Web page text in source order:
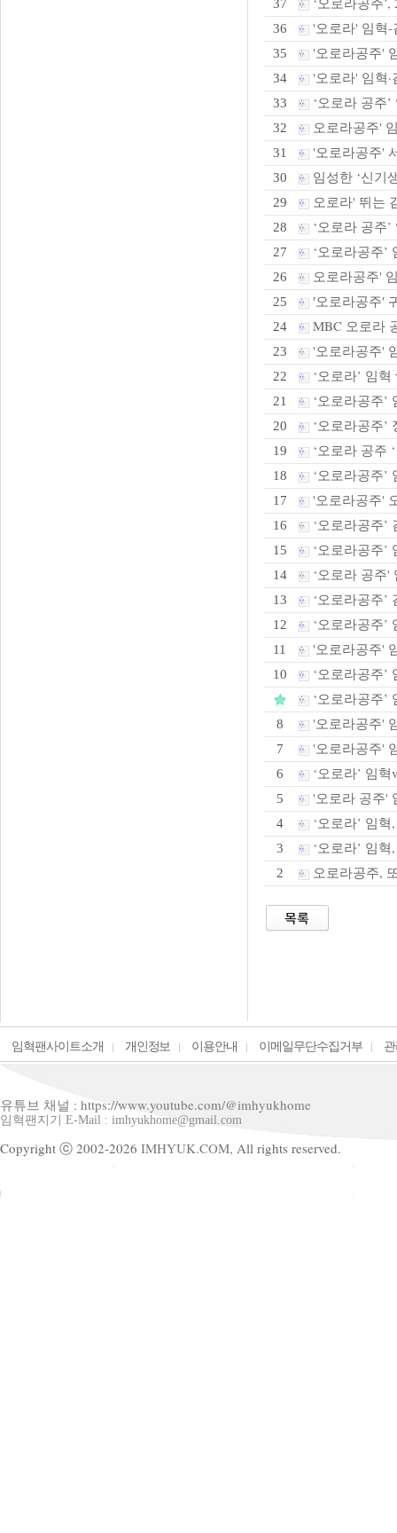
37
36 '오로라' 임혁-
35 '오로라공주'
34 '오로라' 임혁
33 ‘오로라 공주
32 오로라공주'
31 '오로라공주'
30 임성한 ‘신기
29 오로라' 뛰는
28 ‘오로라 공주
27 ‘오로라공주’
26 오로라공주'
25 ′오로라공주′
24 MBC 오로라
23 '오로라공주'
22 ‘오로라’ 임
21 ‘오로라공주
20 ‘오로라공주
19 ‘오로라 공주
18 ‘오로라공주’
17 '오로라공주'
16 ‘오로라공주’
15 ‘오로라공주
14 ‘오로라 공주'
13 ‘오로라공주
12 ‘오로라공주
11 '오로라공주'
10
‘오로라공주’
‘오로라공주
8 '오로라공주'
7 '오로라공주'
6 ‘오로라’ 임
5 '오로라 공주'
4 ‘오로라’ 임
3 ‘오로라’ 임
2 오로라공주,
임혁팬사이트소개 개인정보 이용안내 이메일무단수집거부
유튜브 채널 : https://www.youtube.com/@imhyukhome
임혁팬지기 E-Mail : imhyukhome@gmail.com
Copyright ⓒ 2002-2026 IMHYUK.COM, All rights reserved.